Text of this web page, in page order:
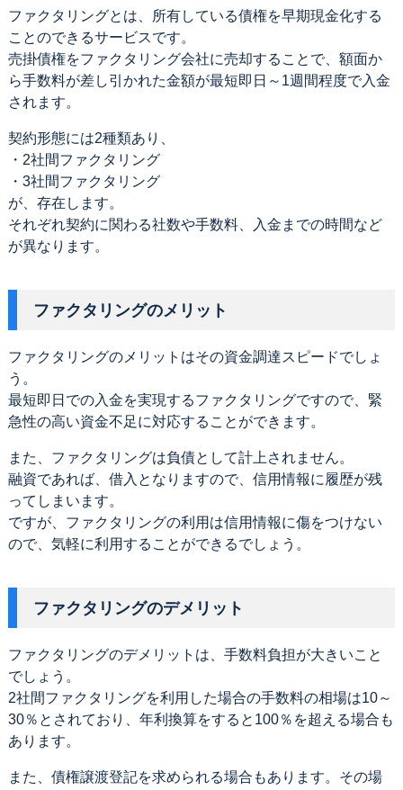
ファクタリングとは、所有している債権を早期現金化する
ことのできるサービスです。
売掛債権をファクタリング会社に売却することで、額面か
ら手数料が差し引かれた金額が最短即日～1週間程度で入金
されます。
契約形態には2種類あり、
・2社間ファクタリング
・3社間ファクタリング
が、存在します。
それぞれ契約に関わる社数や手数料、入金までの時間など
が異なります。
ファクタリングのメリット
ファクタリングのメリットはその資金調達スピードでしょ
う。
最短即日での入金を実現するファクタリングですので、緊
急性の高い資金不足に対応することができます。
また、ファクタリングは負債として計上されません。
融資であれば、借入となりますので、信用情報に履歴が残
ってしまいます。
ですが、ファクタリングの利用は信用情報に傷をつけない
ので、気軽に利用することができるでしょう。
ファクタリングのデメリット
ファクタリングのデメリットは、手数料負担が大きいこと
でしょう。
2社間ファクタリングを利用した場合の手数料の相場は10～
30％とされており、年利換算をすると100％を超える場合も
あります。
また、債権譲渡登記を求められる場合もあります。その場